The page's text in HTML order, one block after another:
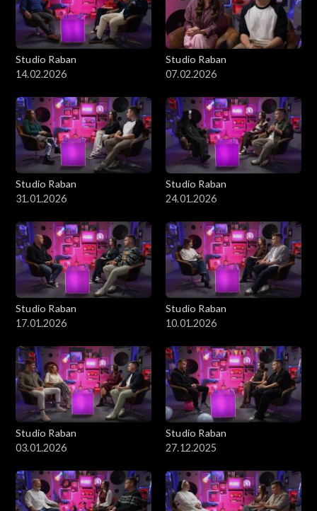
Studio Raban
14.02.2026
Studio Raban
07.02.2026
Studio Raban
31.01.2026
Studio Raban
24.01.2026
Studio Raban
17.01.2026
Studio Raban
10.01.2026
Studio Raban
03.01.2026
Studio Raban
27.12.2025